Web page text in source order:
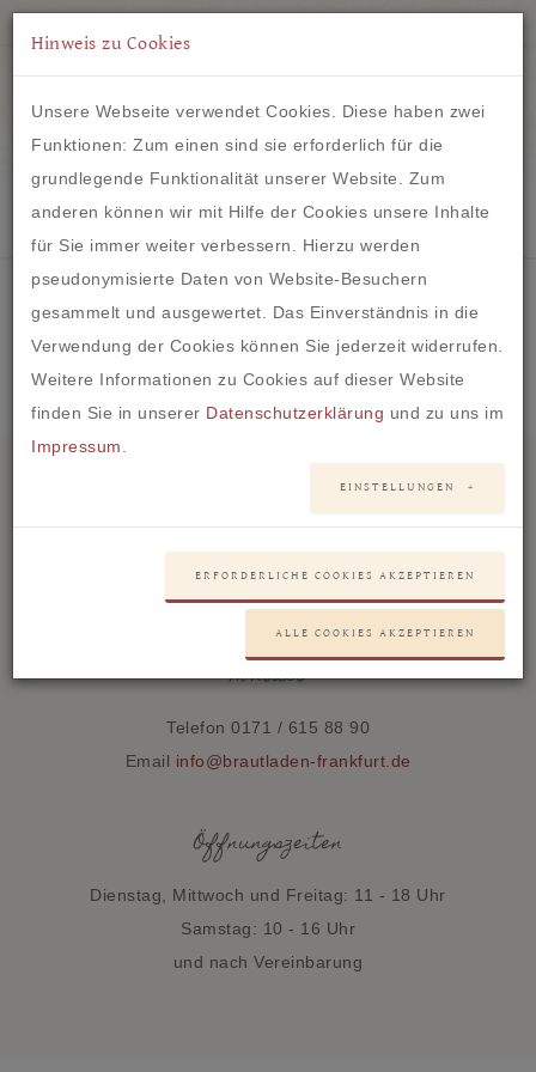
IM HERZEN VON FRANKFURT
Oops, an error occurred! Code: 20260806180517bcd23c71
Anschrift
Der Brautladen
Kontakt
Telefon 0171 / 615 88 90
Email info@brautladen-frankfurt.de
Öffnungszeiten
Dienstag, Mittwoch und Freitag: 11 - 18 Uhr
Samstag: 10 - 16 Uhr
und nach Vereinbarung
Hinweis zu Cookies
Unsere Webseite verwendet Cookies. Diese haben zwei
Funktionen: Zum einen sind sie erforderlich für die
grundlegende Funktionalität unserer Website. Zum
anderen können wir mit Hilfe der Cookies unsere Inhalte
für Sie immer weiter verbessern. Hierzu werden
pseudonymisierte Daten von Website-Besuchern
gesammelt und ausgewertet. Das Einverständnis in die
Verwendung der Cookies können Sie jederzeit widerrufen.
Weitere Informationen zu Cookies auf dieser Website
finden Sie in unserer Datenschutzerklärung und zu uns im
Impressum
EINSTELLUNGEN
ERFORDERLICHE COOKIES AKZEPTIEREN
ALLE COOKIES AKZEPTIEREN